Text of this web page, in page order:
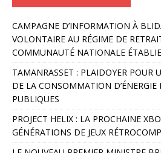
l
t
e
r
n
a
t
i
v
e
CAMPAGNE D’INFORMATION À
VOLONTAIRE AU RÉGIME DE
COMMUNAUTÉ NATIONALE ÉTABLIE
TAMANRASSET : PLAIDOYER POUR
DE LA CONSOMMATION D’ÉNERGIE
PUBLIQUES
PROJECT HELIX : LA PROCHAINE
GÉNÉRATIONS DE JEUX